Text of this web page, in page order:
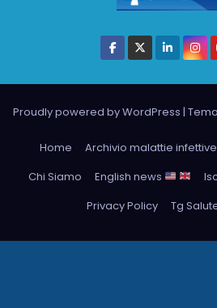
Proudly powered by WordPress |
Home Archivio malattie infettive
Chi Siamo
English news
Privacy Policy
Tg